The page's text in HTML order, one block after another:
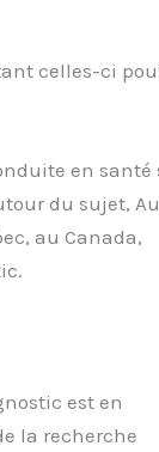
celles-ci
en santé
du sujet, Au
au Canada,
est en
la recherche